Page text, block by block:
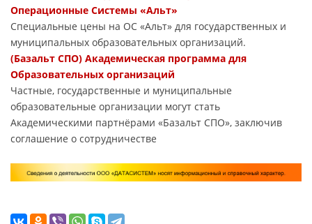
Операционные Системы «Альт»
Специальные цены на ОС «Альт» для государственных и
муниципальных образовательных организаций.
(Базальт СПО) Академическая программа для
Образовательных организаций
Частные, государственные и муниципальные
образовательные организации могут стать
Академическими партнёрами «Базальт СПО», заключив
соглашение о сотрудничестве